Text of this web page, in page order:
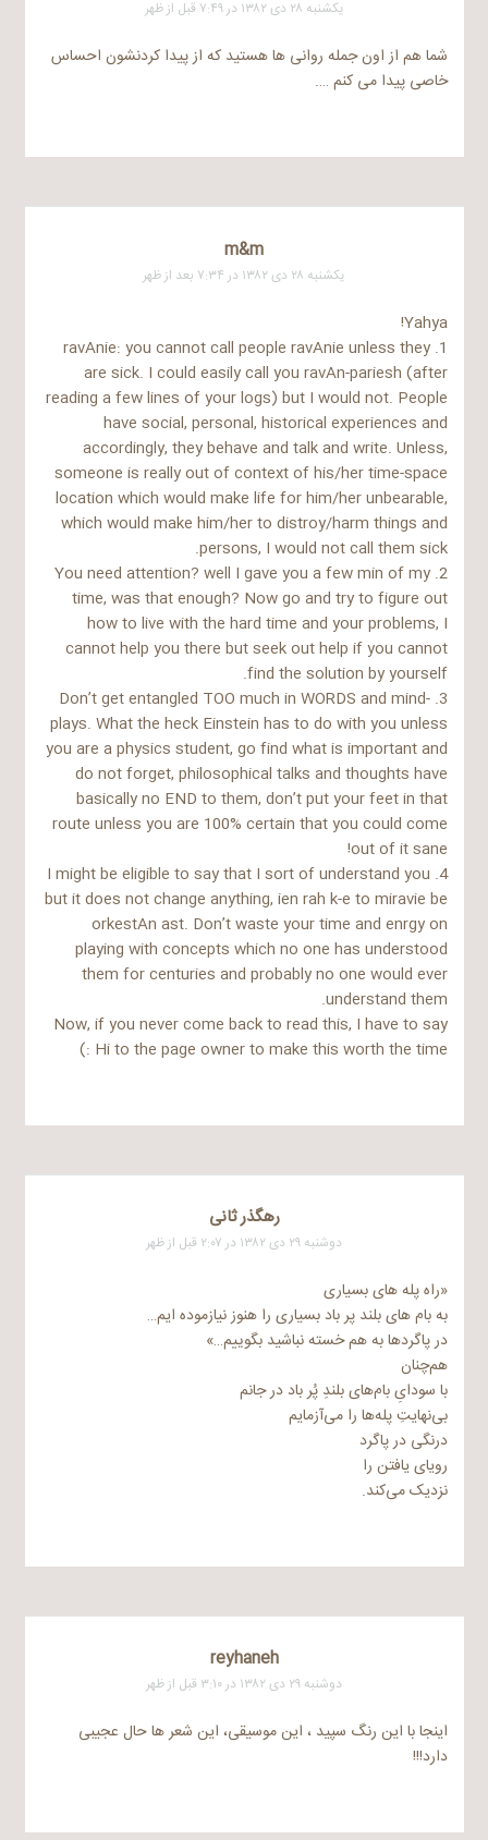
یکشنبه ۲۸ دی ۱۳۸۲ در ۷:۴۹ قبل از ظهر
شما هم از اون جمله روانی ها هستید که از پیدا کردنشون احساس
خاصی پیدا می کنم ….
m&m
یکشنبه ۲۸ دی ۱۳۸۲ در ۷:۳۴ بعد از ظهر
Yahya!
1. ravAnie: you cannot call people ravAnie unless they
are sick. I could easily call you ravAn-pariesh (after
reading a few lines of your logs) but I would not. People
have social, personal, historical experiences and
accordingly, they behave and talk and write. Unless,
someone is really out of context of his/her time-space
location which would make life for him/her unbearable,
which would make him/her to distroy/harm things and
persons, I would not call them sick.
2. You need attention? well I gave you a few min of my
time, was that enough? Now go and try to figure out
how to live with the hard time and your problems, I
cannot help you there but seek out help if you cannot
find the solution by yourself.
3. Don’t get entangled TOO much in WORDS and mind-
plays. What the heck Einstein has to do with you unless
you are a physics student, go find what is important and
do not forget, philosophical talks and thoughts have
basically no END to them, don’t put your feet in that
route unless you are 100% certain that you could come
out of it sane!
4. I might be eligible to say that I sort of understand you
but it does not change anything, ien rah k-e to miravie be
orkestAn ast. Don’t waste your time and enrgy on
playing with concepts which no one has understood
them for centuries and probably no one would ever
understand them.
Now, if you never come back to read this, I have to say
Hi to the page owner to make this worth the time :)
رهگذر ثانی
دوشنبه ۲۹ دی ۱۳۸۲ در ۲:۰۷ قبل از ظهر
«راه پله های بسیاری
به بام های بلند پر باد بسیاری را هنوز نیازموده ایم…
در پاگردها به هم خسته نباشید بگوییم…»
هم‌‌چنان
با سودایِ بام‌های بلندِ پُر باد در جانم
بی‌نهایتِ پله‌ها را می‌آزمایم
درنگی در پاگرد
رویای یافتن را
نزدیک می‌کند.
reyhaneh
دوشنبه ۲۹ دی ۱۳۸۲ در ۳:۱۰ قبل از ظهر
اینجا با این رنگ سپید ، این موسیقی، این شعر ها حال عجیبی
دارد!!!